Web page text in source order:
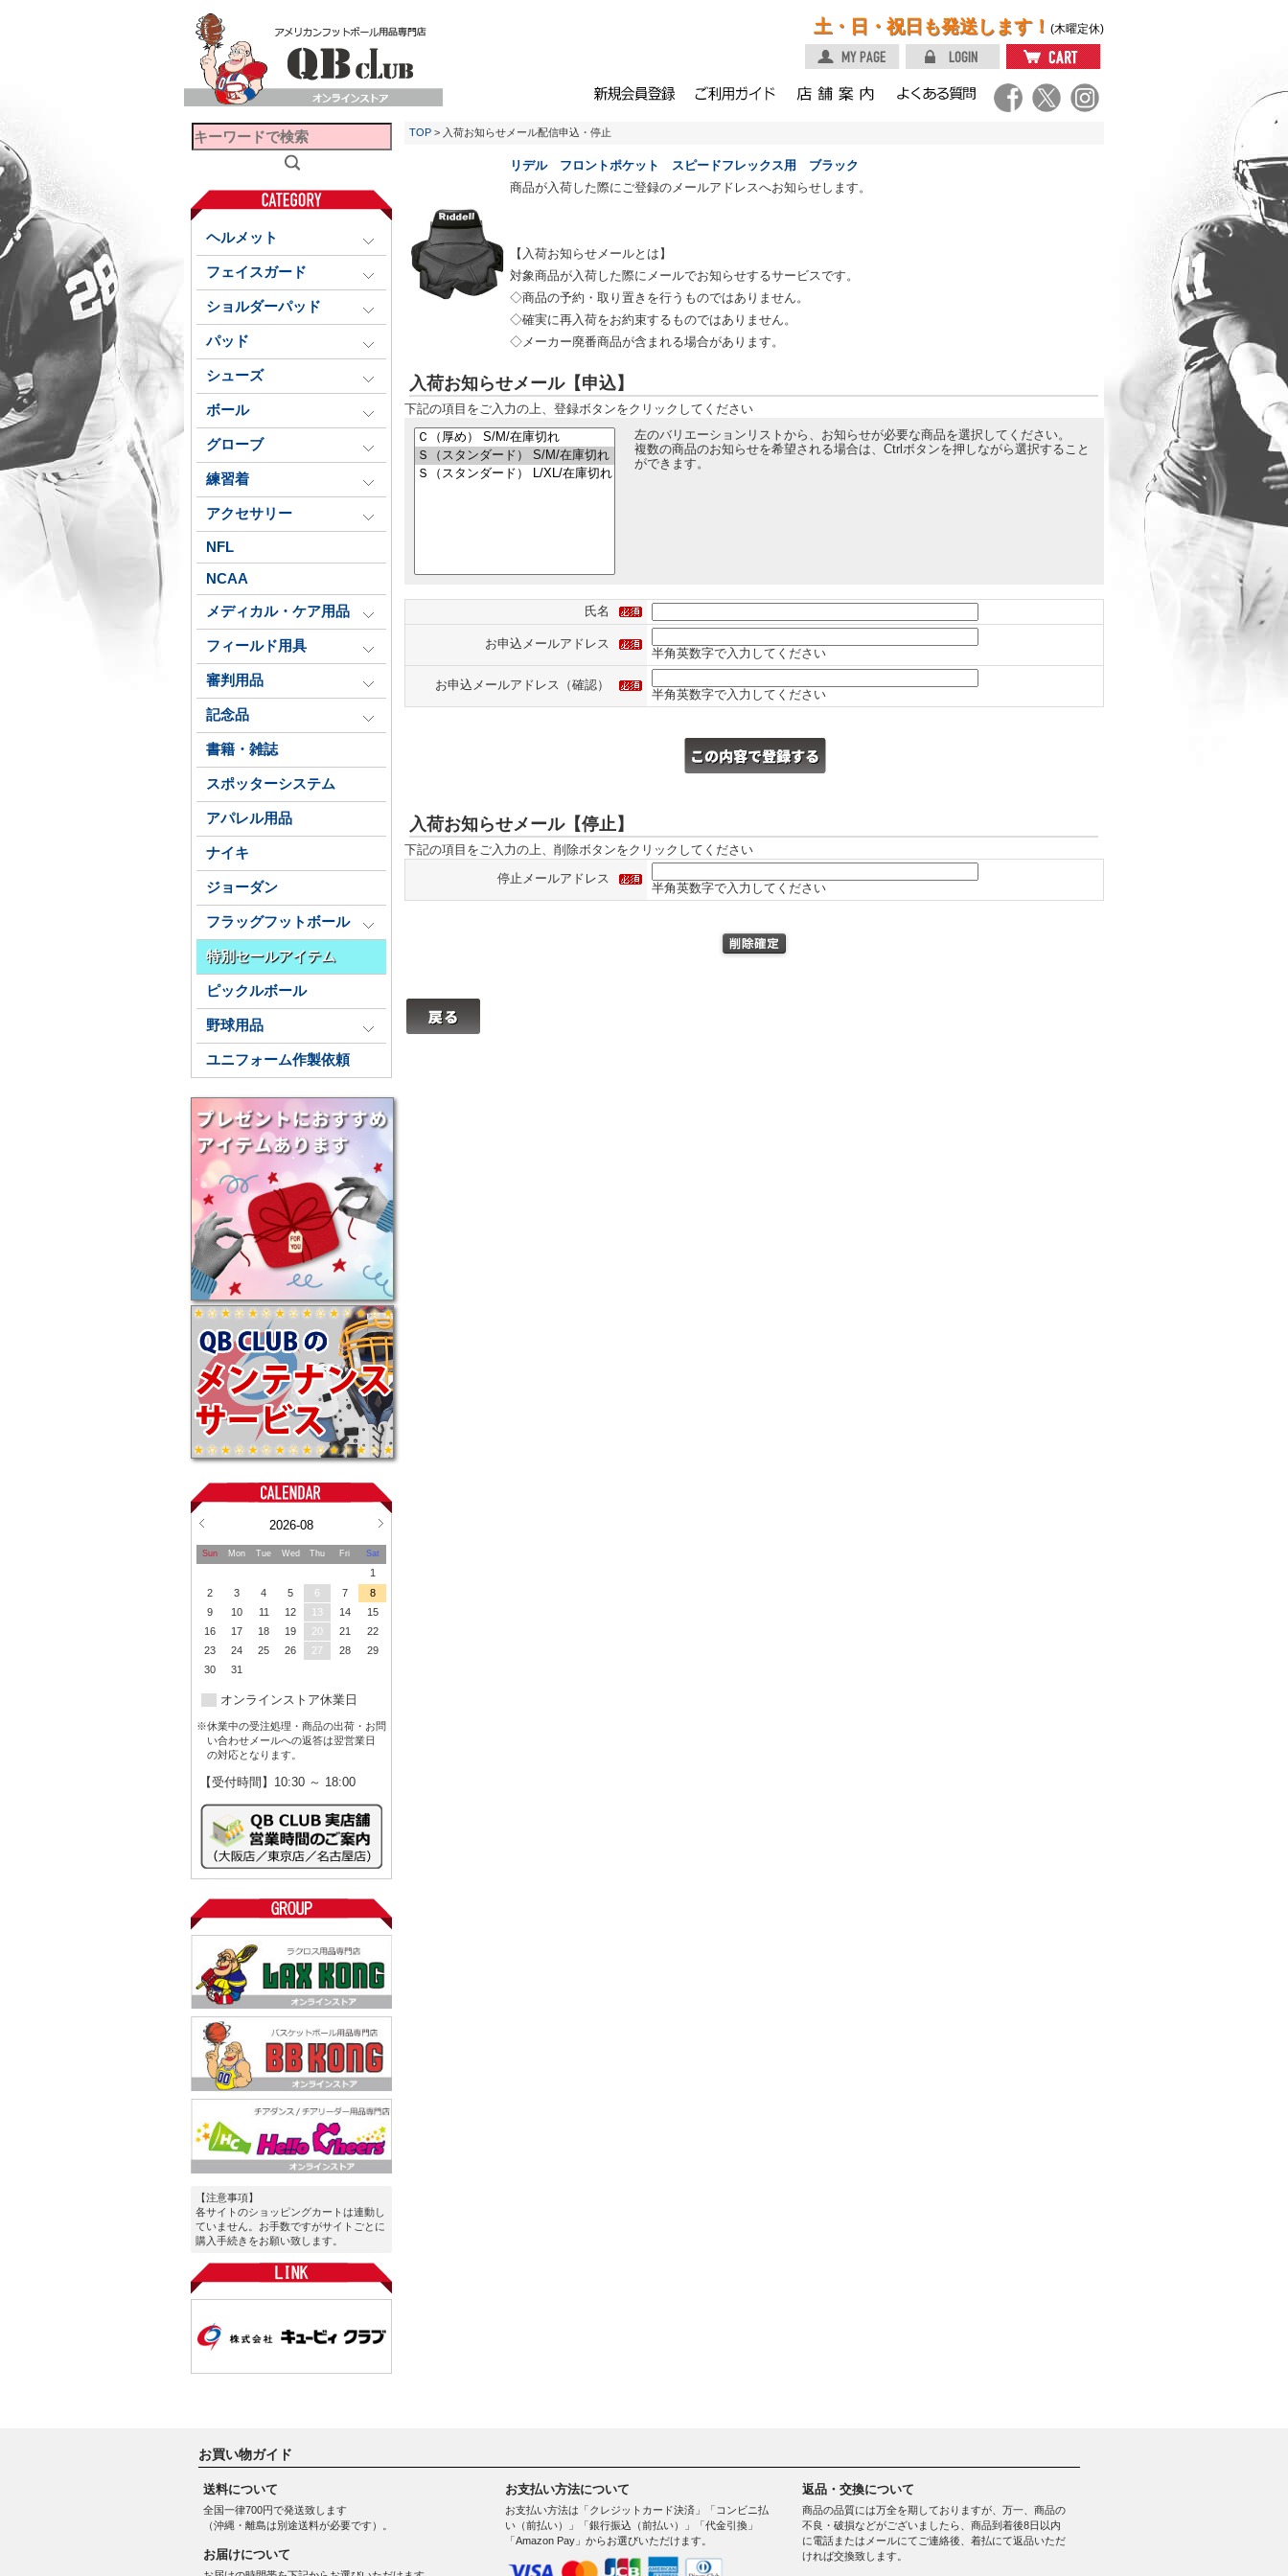
土・日・祝日も発送します！ (木曜定休)
ヘルメット
フェイスガード
ショルダーパッド
パッド
シューズ
ボール
グローブ
練習着
アクセサリー
NFL
NCAA
メディカル・ケア用品
フィールド用具
審判用品
記念品
書籍・雑誌
スポッターシステム
アパレル用品
ナイキ
ジョーダン
フラッグフットボール
特別セールアイテム
ピックルボール
野球用品
ユニフォーム作製依頼
2026-08
Sun Mon Tue Wed Thu Fri Sat
1
2
3 4 5 6 7
8
9
10 11 12 13 14
15
16
17 18 19 20 21
22
23
24 25 26 27 28
29
30
31
オンラインストア休業日
※休業中の受注処理・商品の出荷・お問
い合わせメールへの返答は翌営業日
の対応となります。
【受付時間】10:30 ～ 18:00
【注意事項】
各サイトのショッピングカートは連動し
ていません。お手数ですがサイトごとに
購入手続きをお願い致します。
TOP > 入荷お知らせメール配信申込・停止
リデル フロントポケット スピードフレックス用 ブラック
商品が入荷した際にご登録のメールアドレスへお知らせします。
【入荷お知らせメールとは】
対象商品が入荷した際にメールでお知らせするサービスです。
◇商品の予約・取り置きを行うものではありません。
◇確実に再入荷をお約束するものではありません。
◇メーカー廃番商品が含まれる場合があります。
入荷お知らせメール【申込】
下記の項目をご入力の上、登録ボタンをクリックしてください
左のバリエーションリストから、お知らせが必要な商品を選択してください。
複数の商品のお知らせを希望される場合は、Ctrlボタンを押しながら選択すること
ができます。
氏名
お申込メールアドレス
半角英数字で入力してください
お申込メールアドレス（確認）
半角英数字で入力してください
入荷お知らせメール【停止】
下記の項目をご入力の上、削除ボタンをクリックしてください
停止メールアドレス
半角英数字で入力してください
お買い物ガイド
送料について
全国一律700円で発送致します
（沖縄・離島は別途送料が必要です）。
お届けについて
お支払い方法について
お支払い方法は「クレジットカード決済」「コンビニ払
い（前払い）」「銀行振込（前払い）」「代金引換」
「Amazon Pay」からお選びいただけます。
返品・交換について
商品の品質には万全を期しておりますが、万一、商品の
不良・破損などがございましたら、商品到着後8日以内
に電話またはメールにてご連絡後、着払にて返品いただ
ければ交換致します。